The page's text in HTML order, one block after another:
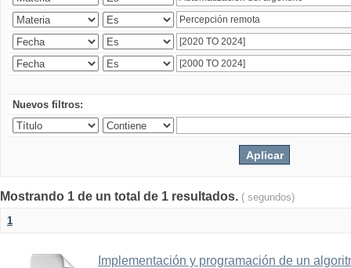
Nuevos filtros:
Mostrando 1 de un total de 1 resultados. ( segundos)
1
Implementación y programación de un